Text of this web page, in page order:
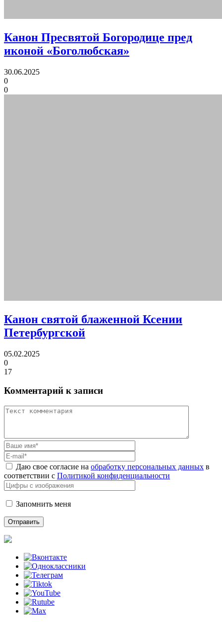
Канон Пресвятой Богородице пред
иконой «Боголюбская»
30.06.2025
0
0
Канон святой блаженной Ксении
Петербургской
05.02.2025
0
17
Комментарий к записи
Даю свое согласие на обработку персональных данных в
соответствии с Политикой конфиденциальности
Запомнить меня